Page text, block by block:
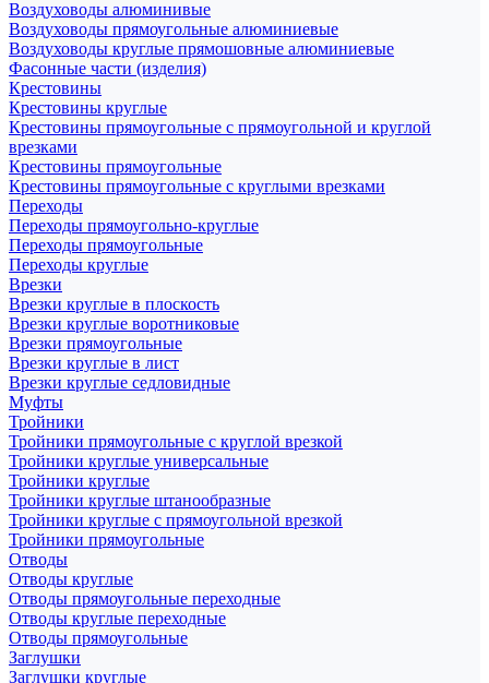
Воздуховоды алюминивые
Воздуховоды прямоугольные алюминиевые
Воздуховоды круглые прямошовные алюминиевые
Фасонные части (изделия)
Крестовины
Крестовины круглые
Крестовины прямоугольные с прямоугольной и круглой
врезками
Крестовины прямоугольные
Крестовины прямоугольные с круглыми врезками
Переходы
Переходы прямоугольно-круглые
Переходы прямоугольные
Переходы круглые
Врезки
Врезки круглые в плоскость
Врезки круглые воротниковые
Врезки прямоугольные
Врезки круглые в лист
Врезки круглые седловидные
Муфты
Тройники
Тройники прямоугольные с круглой врезкой
Тройники круглые универсальные
Тройники круглые
Тройники круглые штанообразные
Тройники круглые с прямоугольной врезкой
Тройники прямоугольные
Отводы
Отводы круглые
Отводы прямоугольные переходные
Отводы круглые переходные
Отводы прямоугольные
Заглушки
Заглушки круглые